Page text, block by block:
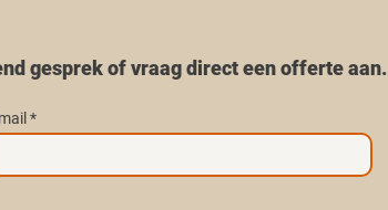
gesprek of vraag direct een offerte aan.